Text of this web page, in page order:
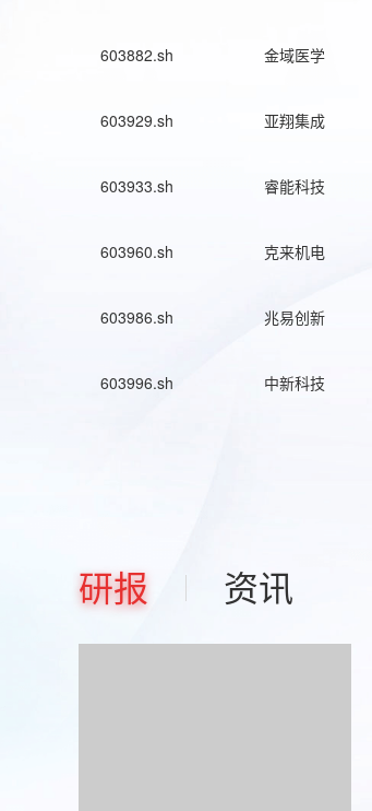
603882.sh 金域医学
603929.sh 亚翔集成
603933.sh 睿能科技
603960.sh 克来机电
603986.sh 兆易创新
603996.sh 中新科技
研报 资讯